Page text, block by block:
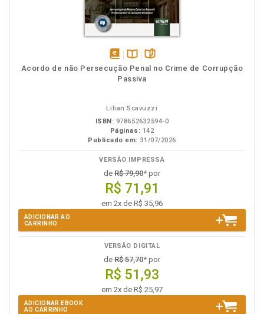
disponível
em
Disponível
na
páginas
Acordo de não Persecução Penal no Crime de Corrupção
Passiva
Lilian Scavuzzi
ISBN: 978652632594-0
Páginas: 142
Publicado em: 31/07/2026
VERSÃO IMPRESSA
de R$ 79,90* por
R$ 71,91
em 2x de R$ 35,96
ADICIONAR AO
CARRINHO
VERSÃO DIGITAL
de R$ 57,70* por
R$ 51,93
em 2x de R$ 25,97
ADICIONAR EBOOK
AO CARRINHO